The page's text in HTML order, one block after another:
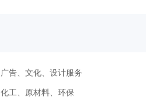
广告、文化、设计服务
化工、原材料、环保